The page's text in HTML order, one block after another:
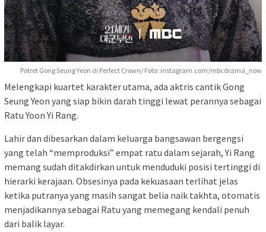
Potret Gong Seung Yeon di Perfect Crown/ Foto: instagram.com/mbcdrama_now
Melengkapi kuartet karakter utama, ada aktris cantik Gong
Seung Yeon yang siap bikin darah tinggi lewat perannya sebagai
Ratu Yoon Yi Rang.
Lahir dan dibesarkan dalam keluarga bangsawan bergengsi
yang telah “memproduksi” empat ratu dalam sejarah, Yi Rang
memang sudah ditakdirkan untuk menduduki posisi tertinggi di
hierarki kerajaan. Obsesinya pada kekuasaan terlihat jelas
ketika putranya yang masih sangat belia naik takhta, otomatis
menjadikannya sebagai Ratu yang memegang kendali penuh
dari balik layar.